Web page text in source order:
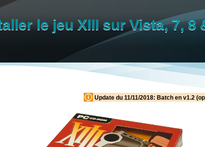
le jeu XIII sur Vista, 7, 8
Update du 11/11/2018: Batch en v1.2